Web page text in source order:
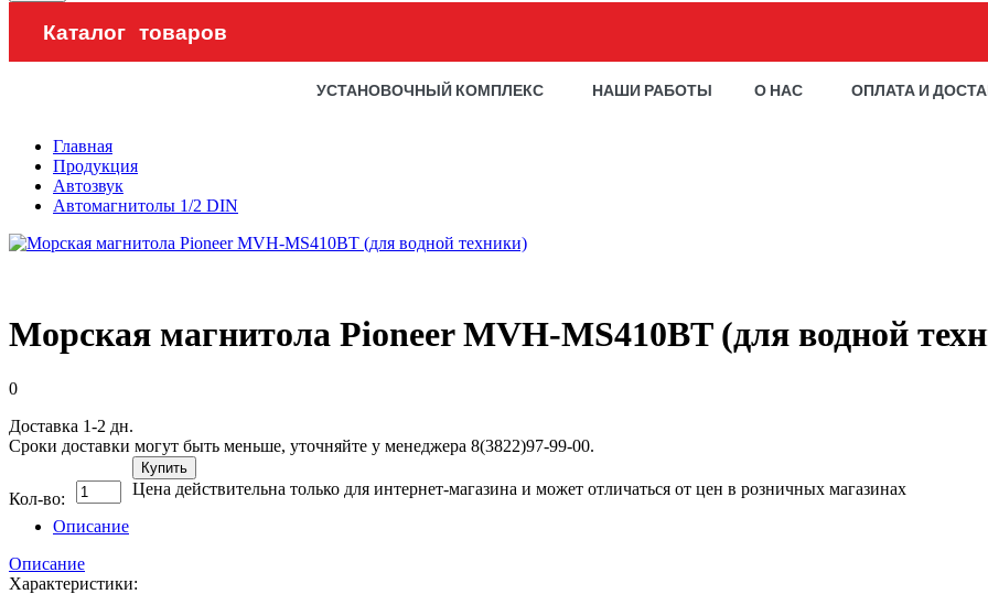
Каталог товаров
УСТАНОВОЧНЫЙ КОМПЛЕКС НАШИ РАБОТЫ О НАС ОПЛАТА И
Главная
Продукция
Автозвук
Автомагнитолы 1/2 DIN
Морская магнитола Pioneer MVH-MS410BT (для водной
0
Доставка 1-2 дн.
Сроки доставки могут быть меньше, уточняйте у менеджера 8(3822)97-99-00.
Кол-во:
Купить
Цена действительна только для интернет-магазина и может отличаться от цен в розничных магазинах
Описание
Описание
Характеристики: